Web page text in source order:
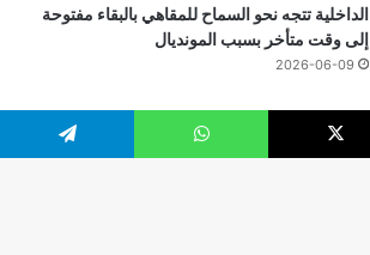
الداخلية تتجه نحو السماح للمقاهي بالبقاء مفتوحة
إلى وقت متأخر بسبب المونديال
2026-06-09
واتساب تيلقرام